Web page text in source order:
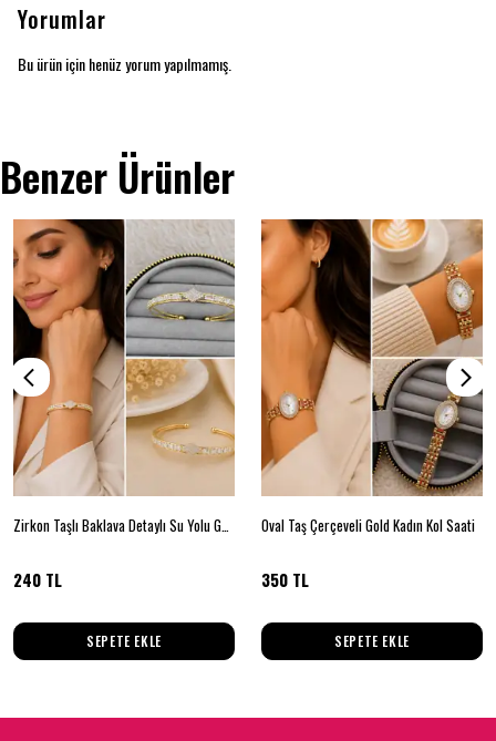
Yorumlar
Bu ürün için henüz yorum yapılmamış.
Benzer Ürünler
Zirkon Taşlı Baklava Detaylı Su Yolu Gold Kelepçe Bileklik
240 TL
SEPETE EKLE
Oval Taş Çerçeveli Gold Kadın Kol Saati
350 TL
SEPETE EKLE